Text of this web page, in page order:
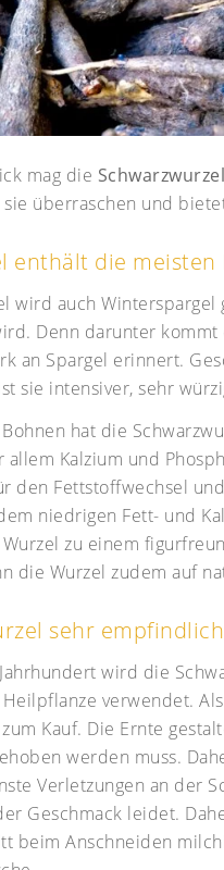
mag die Schwarzwurzel
überraschen und
enthält die meisten
wird auch
Denn darunter
an Spargel erinnert.
sie intensiver, sehr
hat die
allem Kalzium und
den Fettstoffwechsel
niedrigen Fett- und
zu einem
die Wurzel zudem auf
sehr empfindlich
wird die
verwendet.
Kauf. Die Ernte
werden muss.
Verletzungen an der
Geschmack leidet.
beim Anschneiden